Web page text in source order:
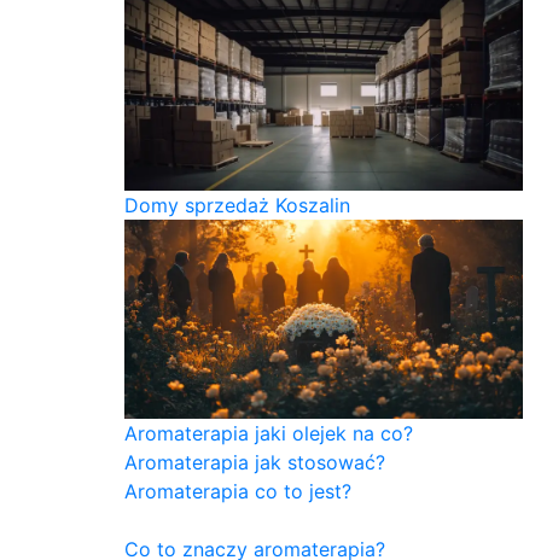
Domy sprzedaż Koszalin
Aromaterapia jaki olejek na co?
Aromaterapia jak stosować?
Aromaterapia co to jest?
Co to znaczy aromaterapia?